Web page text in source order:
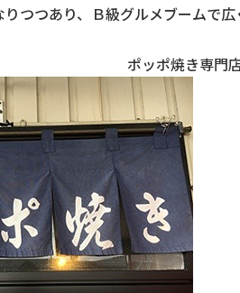
つつあり、Ｂ級グルメブームで
ポッポ焼き専門